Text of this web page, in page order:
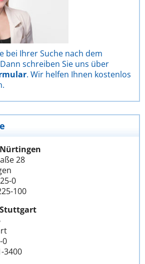
bei Ihrer Suche nach dem
schreiben Sie uns über
. Wir helfen Ihnen kostenlos
28
0
100
0
3400